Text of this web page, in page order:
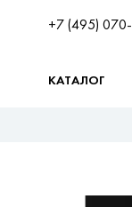
+7 (495)
КАТАЛОГ